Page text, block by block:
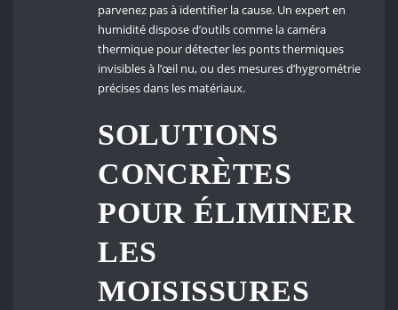
parvenez pas à identifier la cause. Un expert en
humidité dispose d’outils comme la caméra
thermique pour détecter les ponts thermiques
invisibles à l’œil nu, ou des mesures d’hygrométrie
précises dans les matériaux.
SOLUTIONS
CONCRÈTES
POUR ÉLIMINER
LES
MOISISSURES